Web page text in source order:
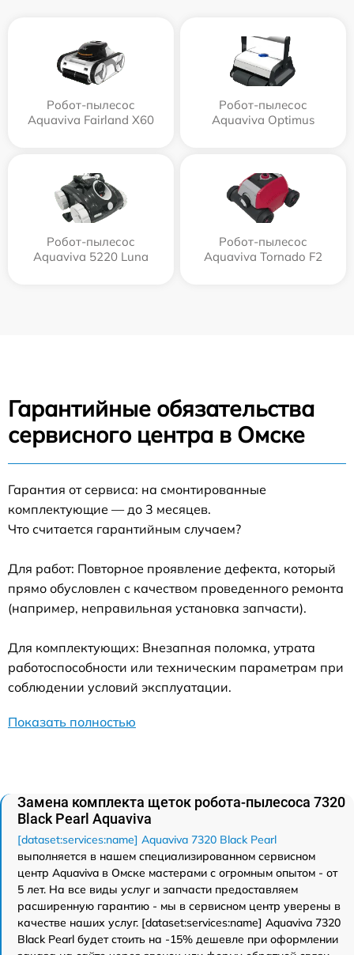
Робот-пылесос
Aquaviva Fairland X60
Робот-пылесос
Aquaviva Optimus
Робот-пылесос
Aquaviva 5220 Luna
Робот-пылесос
Aquaviva Tornado F2
Гарантийные обязательства
сервисного центра в Омске
Гарантия от сервиса: на смонтированные
комплектующие — до 3 месяцев.
Что считается гарантийным случаем?
Для работ: Повторное проявление дефекта, который
прямо обусловлен с качеством проведенного ремонта
(например, неправильная установка запчасти).
Для комплектующих: Внезапная поломка, утрата
работоспособности или техническим параметрам при
соблюдении условий эксплуатации.
Показать полностью
Замена комплекта щеток робота-пылесоса 7320
Black Pearl Aquaviva
[dataset:services:name] Aquaviva 7320 Black Pearl
выполняется в нашем специализированном сервисном
центр Aquaviva в Омске мастерами с огромным опытом - от
5 лет. На все виды услуг и запчасти предоставляем
расширенную гарантию - мы в сервисном центр уверены в
качестве наших услуг. [dataset:services:name] Aquaviva 7320
Black Pearl будет стоить на -15% дешевле при оформлении